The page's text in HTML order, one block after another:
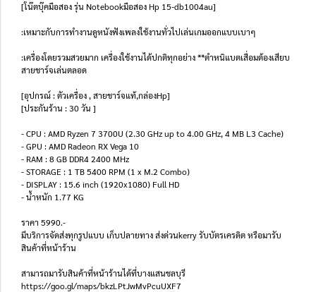
[โน๊ตบุ๊คมือสอง รุ่น Notebookมือสอง Hp 15-db1004au]
:เหมาะกับการทำงานดูหนังฟังเพลงใช้งานทั่วไปเล่นเกมออกแบบเบาๆ
:เครื่องโดยรวมสวยมาก เครื่องใช้งานได้ปกติทุกอย่าง **ตำหนิแบตเสื่อมต้องเสียบ
สายชาร์จเล่นตลอด
[อุปกรณ์ : ตัวเครื่อง , สายชาร์จแท้,กล่องHp]
[ประกันร้าน : 30 วัน ]
- CPU : AMD Ryzen 7 3700U (2.30 GHz up to 4.00 GHz, 4 MB L3 Cache)
- GPU : AMD Radeon RX Vega 10
- RAM : 8 GB DDR4 2400 MHz
- STORAGE : 1 TB 5400 RPM (1 x M.2 Combo)
- DISPLAY : 15.6 inch (1920x1080) Full HD
- น้ำหนัก 1.77 KG
ราคา 5990.-
มีบริการจัดส่งทุกรูปแบบ เก็บปลายทาง ส่งด่วนkerry รับบัตรเครดิต หรือมารับ
สินค้าที่หน้าร้าน
สามารถมารับสินค้าที่หน้าร้านได้ที่บางแสนชลบุรี
https://goo.gl/maps/bkzLPtJwMvPcuUXF7